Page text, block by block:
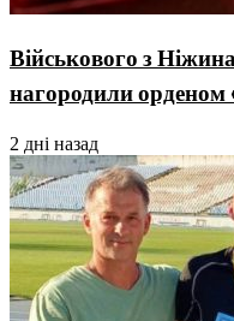
Військового з
нагородили орденом
2 дні назад